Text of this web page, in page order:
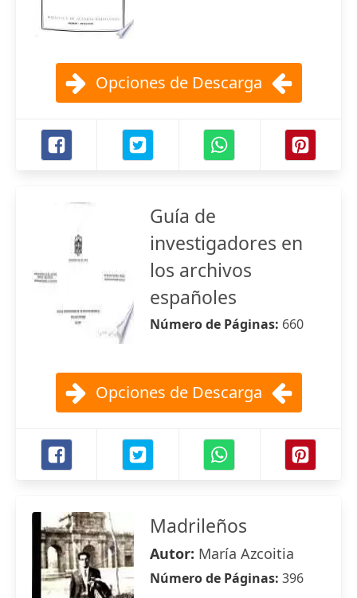
Opciones de Descarga
Guía de
investigadores en
los archivos
españoles
Número de Páginas: 660
Opciones de Descarga
Madrileños
Autor: María Azcoitia
Número de Páginas: 396